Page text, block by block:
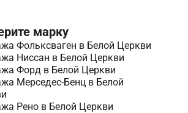
марку
Фольксваген в Белой Церкви
Ниссан в Белой Церкви
Форд в Белой Церкви
Мерседес-Бенц в Белой
Рено в Белой Церкви